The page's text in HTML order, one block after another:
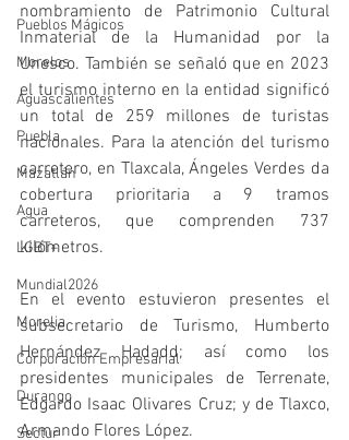
Pueblos Mágicos
Morelos
Aguascalientes
Puebla
Mazatlán
Agua
LGBT+
Mundial2026
Morelia
Corporación Empresarial
Durango
Sectur
nombramiento de Patrimonio Cultural
Inmaterial de la Humanidad por la
Unesco. También se señaló que en 2023
el turismo interno en la entidad significó
un total de 259 millones de turistas
nacionales. Para la atención del turismo
carretero, en Tlaxcala, Ángeles Verdes da
cobertura prioritaria a 9 tramos
carreteros, que comprenden 737
kilómetros.
En el evento estuvieron presentes el
subsecretario de Turismo, Humberto
Hernández Hadadd; así como los
presidentes municipales de Terrenate,
Edgardo Isaac Olivares Cruz; y de Tlaxco,
Armando Flores López.